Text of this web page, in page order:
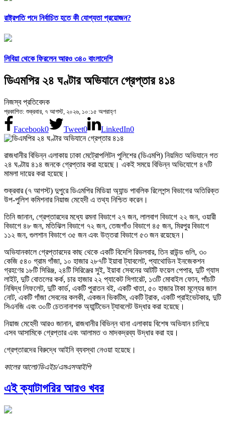
রাষ্ট্রপতি পদে নির্বাচিত হতে কী যোগ্যতা প্রয়োজন?
লিবিয়া থেকে ফিরলেন আরও ৩৪০ বাংলাদেশি
ডিএমপির ২৪ ঘণ্টার অভিযানে গ্রেপ্তার ৪১৪
নিজস্ব প্রতিবেদক
প্রকাশিত: শুক্রবার, ৭ আগস্ট, ২০২৬, ১০:১৫ অপরাহ্ণ
Facebook0 Tweet0 LinkedIn0
রাজধানীর বিভিন্ন এলাকায় ঢাকা মেট্রোপলিটন পুলিশের (ডিএমপি) নিয়মিত অভিযানে গত
২৪ ঘণ্টায় ৪১৪ জনকে গ্রেপ্তার করা হয়েছে। একই সময়ে বিভিন্ন অভিযোগে ৪৭টি
মামলা দায়ের করা হয়েছে।
শুক্রবার (৭ আগস্ট) দুপুরে ডিএমপির মিডিয়া অ্যান্ড পাবলিক রিলেশন্স বিভাগের অতিরিক্ত
উপ-পুলিশ কমিশনার নিয়াজ মেহেদী এ তথ্য নিশ্চিত করেন।
তিনি জানান, গ্রেপ্তারদের মধ্যে রমনা বিভাগে ২৭ জন, লালবাগ বিভাগে ২২ জন, ওয়ারী
বিভাগে ৪৮ জন, মতিঝিল বিভাগে ৭২ জন, তেজগাঁও বিভাগে ৪৫ জন, মিরপুর বিভাগে
১১২ জন, গুলশান বিভাগে ৩৫ জন এবং উত্তরা বিভাগে ৫৩ জন রয়েছেন।
অভিযানকালে গ্রেপ্তারদের কাছ থেকে একটি বিদেশি রিভলবার, তিন রাউন্ড গুলি, ৩০
কেজি ৫৪০ গ্রাম গাঁজা, ১০ হাজার ২৮৭টি ইয়াবা ট্যাবলেট, প্যাথোডিন ইনজেকশন
গ্রহণের ১৮টি সিরিঞ্জ, ২৪টি সিরিঞ্জের সুই, ইয়াবা সেবনের আটটি ফয়েল পেপার, দুটি গ্যাস
লাইট, দুটি বোতলের কর্ক, চার হাজার ২২ প্যাকেট সিগারেট, ১৩টি মোবাইল ফোন, পাঁচটি
নিষিদ্ধ লিফলেট, দুটি কার্ড, একটি পুরাতন বই, একটি খাতা, ৫০ হাজার টাকা মূল্যের জাল
নোট, একটি গাঁজা সেবনের কলকী, একজন ভিকটিম, একটি ট্রাক, একটি প্রাইভেটকার, দুটি
সিএনজি এবং ৩০টি চেতনানাশক অ্যান্টিভেন ট্যাবলেট উদ্ধার করা হয়েছে।
নিয়াজ মেহেদী আরও জানান, রাজধানীর বিভিন্ন থানা এলাকায় বিশেষ অভিযান চালিয়ে
এসব আসামিকে গ্রেপ্তার এবং আলামত ও মাদকদ্রব্য উদ্ধার করা হয়।
গ্রেপ্তারদের বিরুদ্ধে আইনি ব্যবস্থা নেওয়া হয়েছে।
কালের আলো/ডিএইচ/এমএসআইপি
এই ক্যাটাগরির আরও খবর